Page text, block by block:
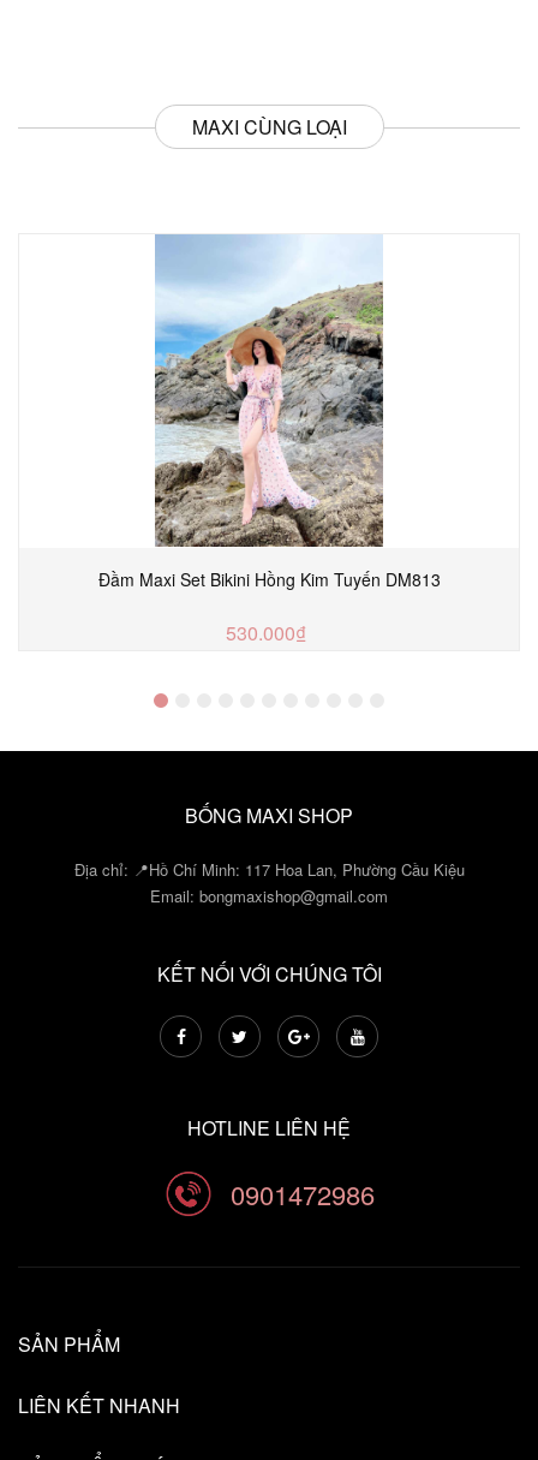
MAXI CÙNG LOẠI
Đầm Maxi Set Bikini Hồng Kim Tuyến DM813
530.000₫
BỐNG MAXI SHOP
Địa chỉ: 📍Hồ Chí Minh: 117 Hoa Lan, Phường Cầu Kiệu
Email: bongmaxishop@gmail.com
KẾT NỐI VỚI CHÚNG TÔI
HOTLINE LIÊN HỆ
0901472986
SẢN PHẨM
LIÊN KẾT NHANH